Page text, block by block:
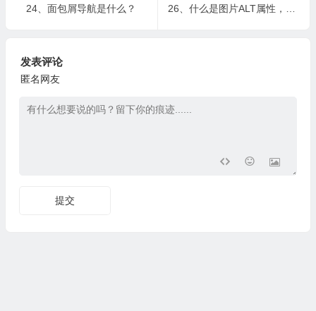
24、面包屑导航是什么？
发表评论
匿名网友